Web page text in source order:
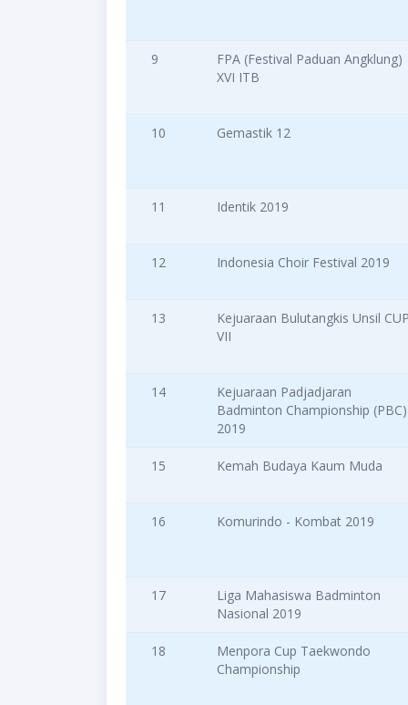
9
FPA (Festival Paduan Angklung)
XVI ITB
10 Gemastik 12
11 Identik 2019
12 Indonesia Choir Festival 2019
13
Kejuaraan Bulutangkis Unsil
VII
14
Kejuaraan Padjadjaran
Badminton Championship (PBC)
2019
15 Kemah Budaya Kaum Muda
16 Komurindo - Kombat 2019
17
Liga Mahasiswa Badminton
Nasional 2019
18
Menpora Cup Taekwondo
Championship